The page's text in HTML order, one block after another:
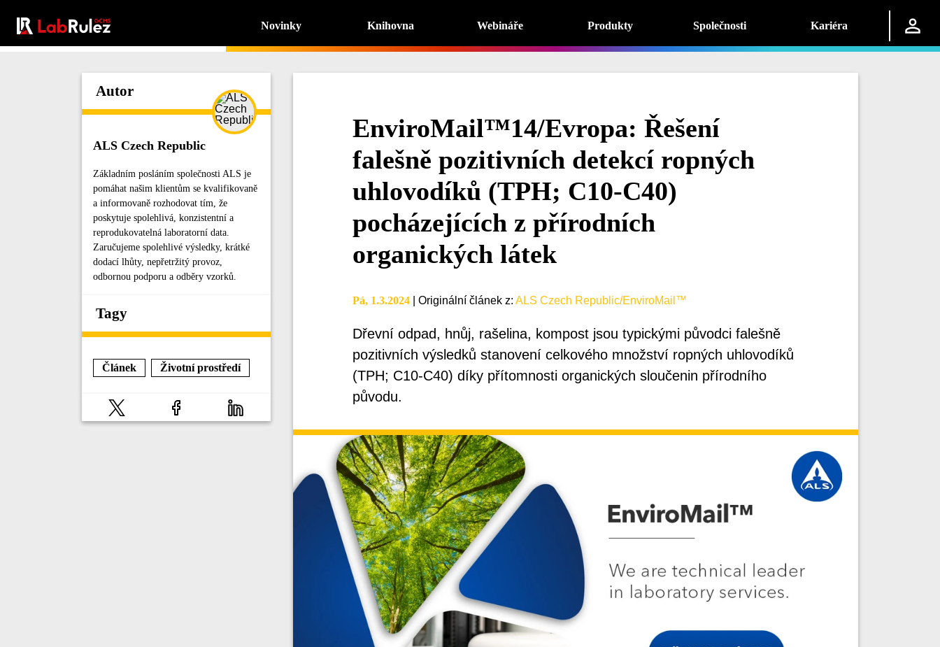
Novinky Knihovna Webináře Produkty Společnosti Kariéra
Autor
ALS Czech Republic
Základním posláním společnosti ALS je
pomáhat našim klientům se kvalifikovaně
a informovaně rozhodovat tím, že
poskytuje spolehlivá, konzistentní a
reprodukovatelná laboratorní data.
Zaručujeme spolehlivé výsledky, krátké
dodací lhůty, nepřetržitý provoz,
odbornou podporu a odběry vzorků.
Tagy
Článek Životní prostředí
EnviroMail™14/Evropa: Řešení
falešně pozitivních detekcí ropných
uhlovodíků (TPH; C10-C40)
pocházejících z přírodních
organických látek
Pá, 1.3.2024 Originální článek z: ALS Czech Republic/EnviroMail™
Dřevní odpad, hnůj, rašelina, kompost jsou typickými původci falešně
pozitivních výsledků stanovení celkového množství ropných uhlovodíků
(TPH; C10-C40) díky přítomnosti organických sloučenin přírodního
původu.